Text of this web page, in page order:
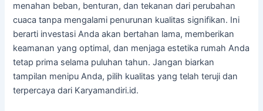
menahan beban, benturan, dan tekanan dari perubahan
cuaca tanpa mengalami penurunan kualitas signifikan. Ini
berarti investasi Anda akan bertahan lama, memberikan
keamanan yang optimal, dan menjaga estetika rumah Anda
tetap prima selama puluhan tahun. Jangan biarkan
tampilan menipu Anda, pilih kualitas yang telah teruji dan
terpercaya dari Karyamandiri.id.